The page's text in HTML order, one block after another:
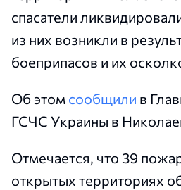
спасатели
из них возникли в
боеприпасов и их
Об этом сообщили в
ГСЧС Украины в
Отмечается, что 39
открытых территориях